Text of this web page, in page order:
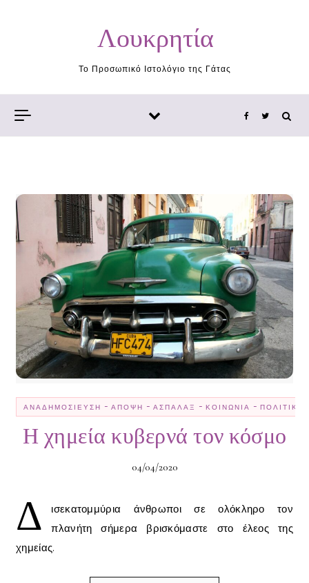
Λουκρητία
Το Προσωπικό Ιστολόγιο της Γάτας
ΑΝΑΔΗΜΟΣΊΕΥΣΗ - ΆΠΟΨΗ - ΑΣΠΆΛΑΞ - ΚΟΙΝΩΝΊΑ - ΠΟΛΙΤΙΚΉ
Η χημεία κυβερνά τον κόσμο
04/04/2020
Δ
ισεκατομμύρια άνθρωποι σε ολόκληρο τον
πλανήτη σήμερα βρισκόμαστε στο έλεος της
χημείας.